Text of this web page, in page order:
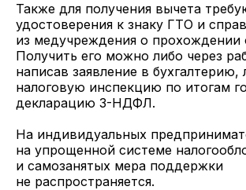
Также для получения вычета
удостоверения к знаку ГТО и
из медучреждения о прохождении
Получить его можно либо через
написав заявление в бухгалтерию,
налоговую инспекцию по итогам
декларацию 3-НДФЛ.
На индивидуальных
на упрощенной системе
и самозанятых мера поддержки
не распространяется.